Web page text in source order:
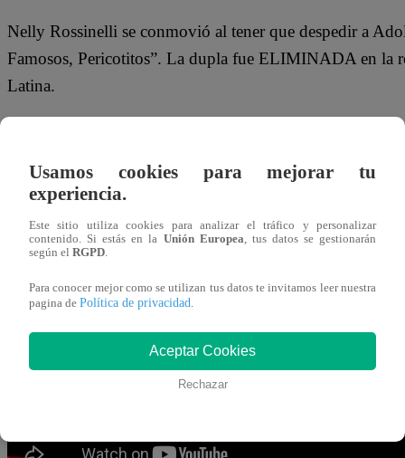
Nelly Rossinelli se conmovió al tener que despedir a
Famosos, Pericotitos”. La dupla fue ELIMINADA en la
Latina.
La popular “mamá de los pericotitos” reconoció todo el
“Adolfo, eres el papá que todo niño debería tener.
la mañana tú ya estás grabando un reportaje para el
luego te vas a la radio. Te partes el lomo como un
todo el tiempo para estar con Alessito y tus hijos. Te
Nelly.
Usamos cookies para mejorar tu
experiencia.
Este sitio utiliza cookies para analizar el tráfico y personalizar
contenido. Si estás en la Unión Europea, tus datos se gestionarán
según el RGPD.
Para conocer mejor como se utilizan tus datos te invitamos leer nuestra
pagina de Política de privacidad.
Aceptar Cookies
Rechazar